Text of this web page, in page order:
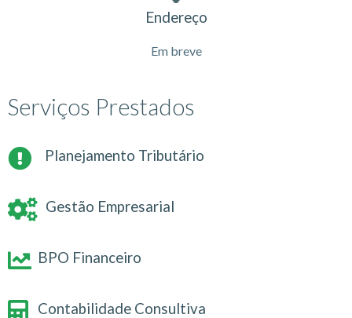
Endereço
Em breve
Serviços Prestados
Planejamento Tributário
Gestão Empresarial
BPO Financeiro
Contabilidade Consultiva